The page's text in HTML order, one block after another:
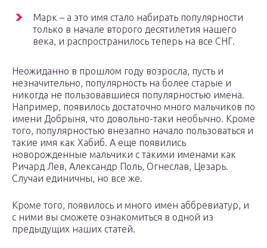
Марк – а это имя стало набирать популярности
только в начале второго десятилетия нашего
века, и распространилось теперь на все СНГ.
Неожиданно в прошлом году возросла, пусть и
незначительно, популярность на более старые и
никогда не пользовавшиеся популярностью имена.
Например, появилось достаточно много мальчиков по
имени Добрыня, что довольно-таки необычно. Кроме
того, популярностью внезапно начало пользоваться и
такие имя как Хабиб. А еще появились
новорожденные мальчики с такими именами как
Ричард Лев, Александр Поль, Огнеслав, Цезарь.
Случаи единичны, но все же.
Кроме того, появилось и много имен аббревиатур, и
с ними вы сможете ознакомиться в одной из
предыдущих наших статей.